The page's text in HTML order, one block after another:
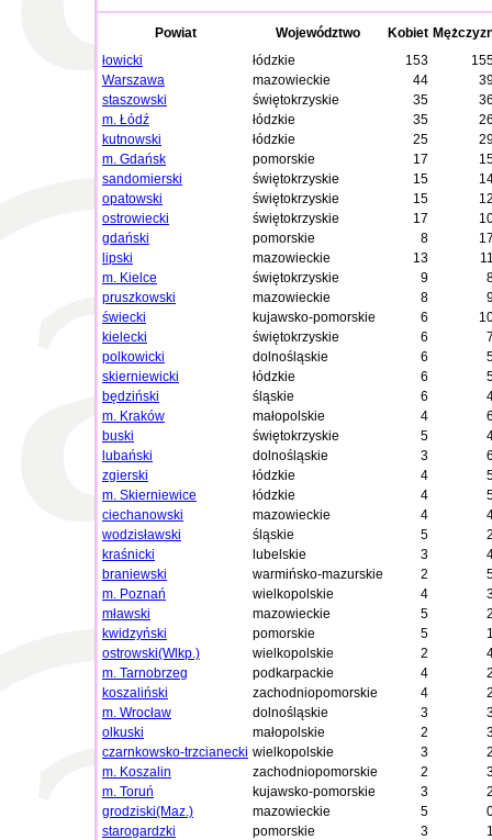
Powiat Województwo Kobiet
łowicki
łódzkie 153
Warszawa
mazowieckie 44
staszowski
świętokrzyskie 35
m. Łódź
łódzkie 35
kutnowski
łódzkie 25
m. Gdańsk
pomorskie 17
sandomierski
świętokrzyskie 15
opatowski
świętokrzyskie 15
ostrowiecki
świętokrzyskie 17
gdański
pomorskie 8
lipski
mazowieckie 13
m. Kielce
świętokrzyskie 9
pruszkowski
mazowieckie 8
świecki
kujawsko-pomorskie 6
kielecki
świętokrzyskie 6
polkowicki
dolnośląskie 6
skierniewicki
łódzkie 6
będziński
śląskie 6
m. Kraków
małopolskie 4
buski
świętokrzyskie 5
lubański
dolnośląskie 3
zgierski
łódzkie 4
m. Skierniewice
łódzkie 4
ciechanowski
mazowieckie 4
wodzisławski
śląskie 5
kraśnicki
lubelskie 3
braniewski
warmińsko-mazurskie 2
m. Poznań
wielkopolskie 4
mławski
mazowieckie 5
kwidzyński
pomorskie 5
ostrowski(Wlkp.)
wielkopolskie 2
m. Tarnobrzeg
podkarpackie 4
koszaliński
zachodniopomorskie 4
m. Wrocław
dolnośląskie 3
olkuski
małopolskie 2
czarnkowsko-trzcianecki wielkopolskie 3
m. Koszalin
zachodniopomorskie 2
m. Toruń
kujawsko-pomorskie 3
grodziski(Maz.)
mazowieckie 5
starogardzki
pomorskie 3